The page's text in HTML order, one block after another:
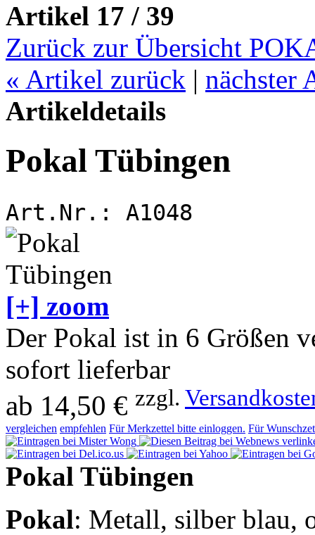
Artikel 17 / 39
Zurück zur Übersicht
« Artikel zurück | nächster
Artikeldetails
Pokal Tübingen
Art.Nr.: A1048
[+] zoom
Der Pokal ist in 6 Größen
sofort lieferbar
ab 14,50 € zzgl.
vergleichen empfehlen Für Merkzettel bitte einloggen. Für
Pokal Tübingen
Pokal: Metall, silber blau,